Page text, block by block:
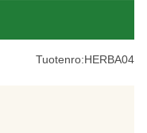
Tuotenro:HERBA04